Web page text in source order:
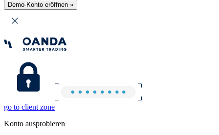
Demo-Konto eröffnen »
go to client zone
Konto ausprobieren